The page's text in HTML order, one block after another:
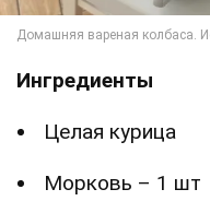
Ингредиенты
Целая курица
Морковь – 1 шт